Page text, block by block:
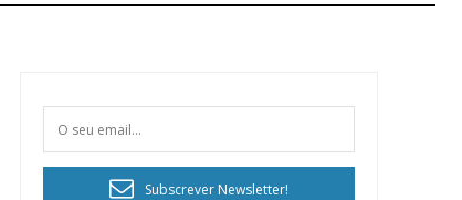
Subscrever Newsletter!